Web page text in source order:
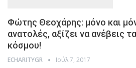
Φώτης Θεοχάρης: μόνο και
ανατολές, αξίζει να ανέβεις
κόσμου!
ECHARITYGR Ιούλ 7, 2017